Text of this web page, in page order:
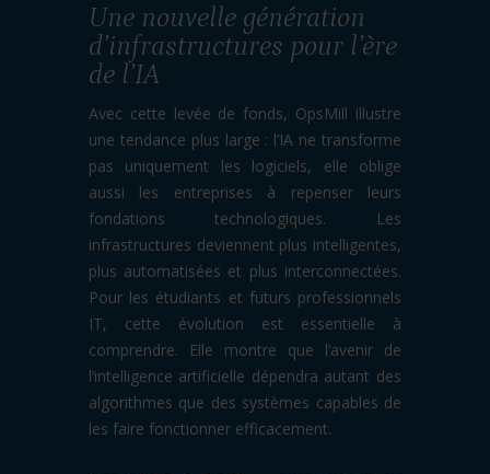
Une nouvelle génération
d’infrastructures pour l’ère
de l’IA
Avec cette levée de fonds, OpsMill illustre
une tendance plus large : l’IA ne transforme
pas uniquement les logiciels, elle oblige
aussi les entreprises à repenser leurs
fondations technologiques. Les
infrastructures deviennent plus intelligentes,
plus automatisées et plus interconnectées.
Pour les étudiants et futurs professionnels
IT, cette évolution est essentielle à
comprendre. Elle montre que l’avenir de
l’intelligence artificielle dépendra autant des
algorithmes que des systèmes capables de
les faire fonctionner efficacement.